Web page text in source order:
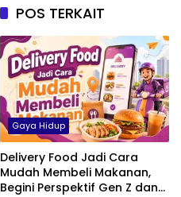
POS TERKAIT
Gaya Hidup
Delivery Food Jadi Cara
Mudah Membeli Makanan,
Begini Perspektif Gen Z dan